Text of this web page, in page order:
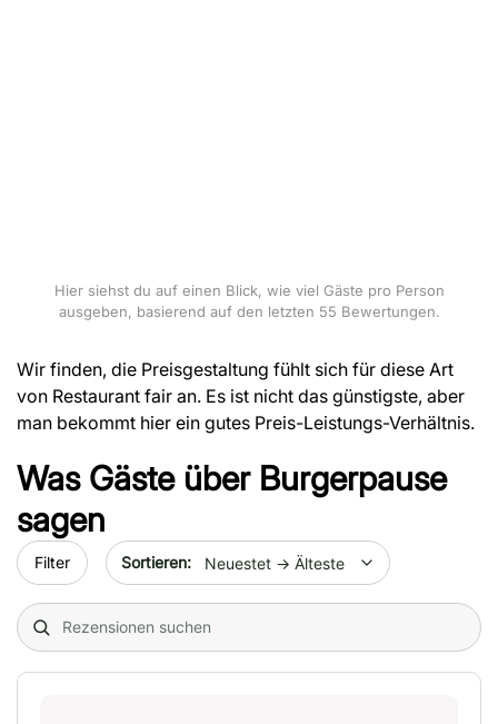
Hier siehst du auf einen Blick, wie viel Gäste pro Person
ausgeben, basierend auf den letzten 55 Bewertungen.
Wir finden, die Preisgestaltung fühlt sich für diese Art
von Restaurant fair an. Es ist nicht das günstigste, aber
man bekommt hier ein gutes Preis-Leistungs-Verhältnis.
Was Gäste über Burgerpause
sagen
Filter Sort by date
Search (title/text)